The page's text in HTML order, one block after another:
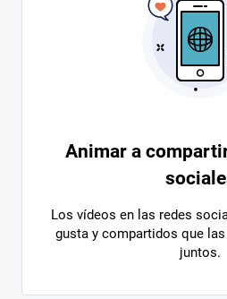
Animar a
Los vídeos en las redes
gusta y compartidos que
juntos.